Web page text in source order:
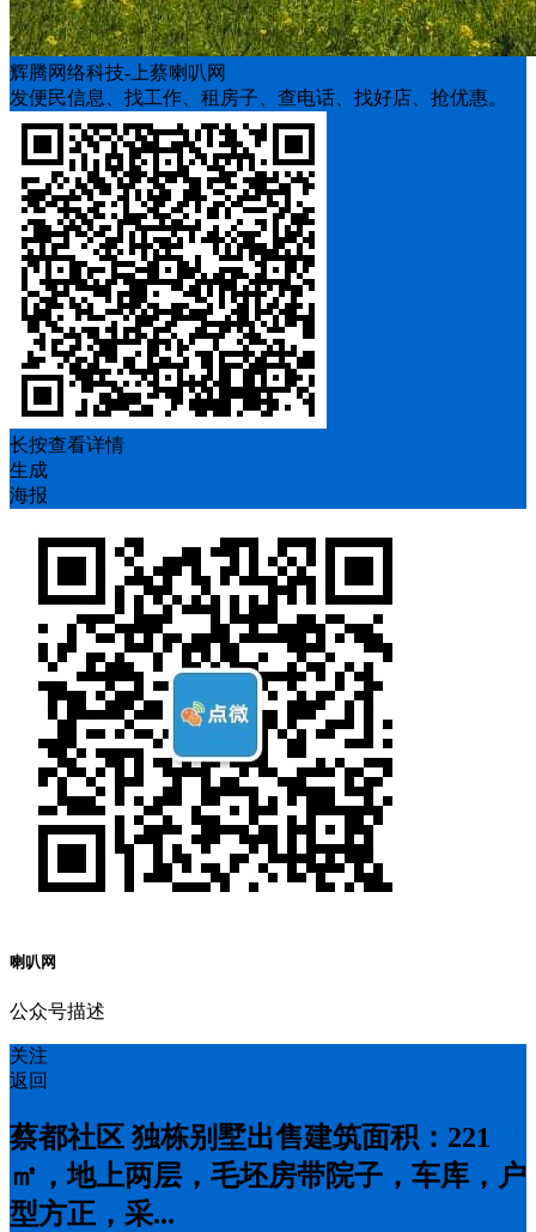
辉腾网络科技-上蔡喇叭网
发便民信息、找工作、租房子、查电话、找好店、抢优惠。
长按查看详情
生成
海报
喇叭网
公众号描述
关注
返回
蔡都社区 独栋别墅出售建筑面积：221
㎡，地上两层，毛坯房带院子，车库，户
型方正，采...